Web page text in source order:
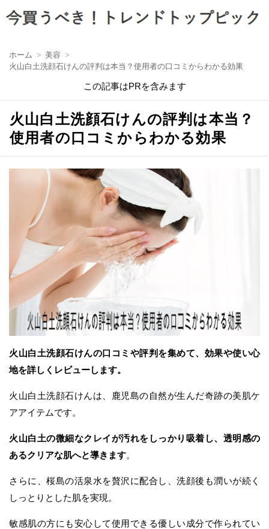
ホーム
美容
火山白土洗顔石けんの評判は本当？使用者の口コミからわかる効果
この記事はPRを含みます
火山白土洗顔石けんの評判は本当？
使用者の口コミからわかる効果
火山白土洗顔石けんの口コミや評判を集めて、効果や使い心
地を詳しくレビューします。
火山白土洗顔石けんは、鹿児島の自然が生んだ奇跡の美肌ケ
アアイテムです。
火山白土の微細なクレイが汚れをしっかり吸着し、透明感の
あるクリアな肌へと導きます。
さらに、桜島の活泉水を贅沢に配合し、洗顔後も潤いが続く
しっとりとした肌を実現。
敏感肌の方にも安心して使用できる優しい成分で作られてい